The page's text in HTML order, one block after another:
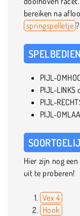
bereiken na
springspelletje ?
PIJL-
PIJL-LINKS
PIJL-
PIJL-
Hier zijn nog
uit te proberen!
Vex 4
Hook